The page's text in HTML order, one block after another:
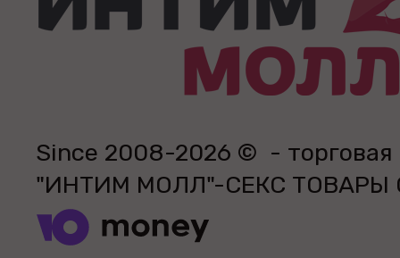
Since 2008-2026 © - торговая
"ИНТИМ МОЛЛ"-СЕКС